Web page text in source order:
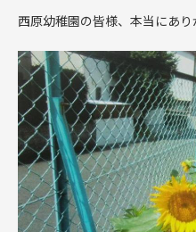
西原幼稚園の皆様、本当にあり